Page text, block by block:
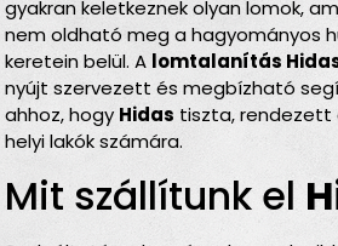
gyakran keletkeznek olyan lomok,
nem oldható meg a hagyományos
keretein belül. A lomtalanítás
nyújt szervezett és megbízható
ahhoz, hogyHidas tiszta, rendezett
helyi lakók számára.
Mit szállítunk el